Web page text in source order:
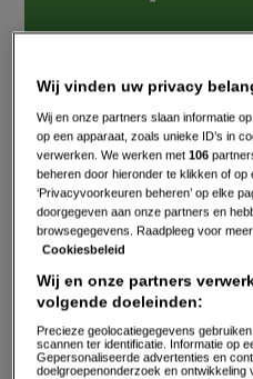
Job en
Chef
Wij vinden uw privacy
Wij en onze partners slaan informatie
op een apparaat, zoals unieke ID’s in
verwerken. We werken met106
beheren door hieronder te klikken of op
‘Privacyvoorkeuren beheren’ op elke
doorgegeven aan onze partners en
browsegegevens. Raadpleeg voor
Cookiesbeleid
Wij en onze partners
volgende doeleinden:
Precieze geolocatiegegevens
scannen ter identificatie. Informatie op
Gepersonaliseerde advertenties en
doelgroepenonderzoek en ontwikkeling